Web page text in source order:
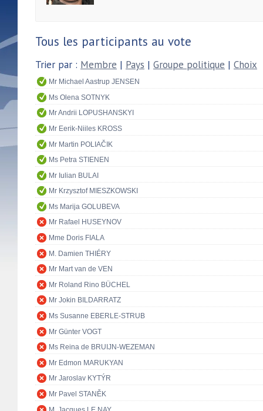
Tous les participants au vote
Trier par : Membre | Pays | Groupe politique | Choix
Mr Michael Aastrup JENSEN
Ms Olena SOTNYK
Mr Andrii LOPUSHANSKYI
Mr Eerik-Niiles KROSS
Mr Martin POLIAČIK
Ms Petra STIENEN
Mr Iulian BULAI
Mr Krzysztof MIESZKOWSKI
Ms Marija GOLUBEVA
Mr Rafael HUSEYNOV
Mme Doris FIALA
M. Damien THIÉRY
Mr Mart van de VEN
Mr Roland Rino BÜCHEL
Mr Jokin BILDARRATZ
Ms Susanne EBERLE-STRUB
Mr Günter VOGT
Ms Reina de BRUIJN-WEZEMAN
Mr Edmon MARUKYAN
Mr Jaroslav KYTÝR
Mr Pavel STANĚK